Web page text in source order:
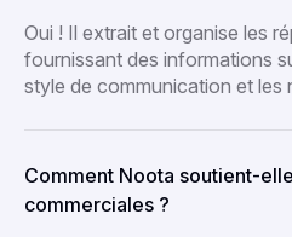
Oui ! Il extrait et organise les
fournissant des informations
style de communication et les
Comment Noota soutient-
commerciales ?